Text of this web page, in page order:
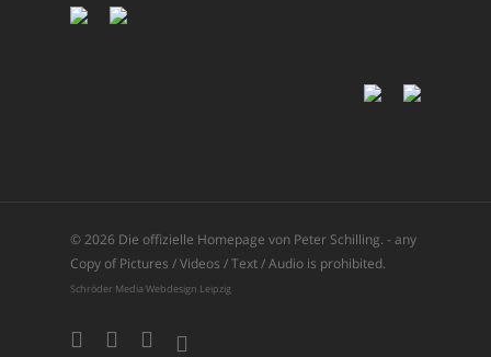
© 2026 Die offizielle Homepage von Peter Schilling. - any
Copy of Pictures / Videos / Text / Audio is prohibited.
Schröder Media Webdesign Leipzig